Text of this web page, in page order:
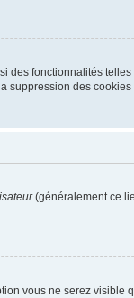
des fonctionnalités
suppression des
(généralement ce
vous ne serez visible